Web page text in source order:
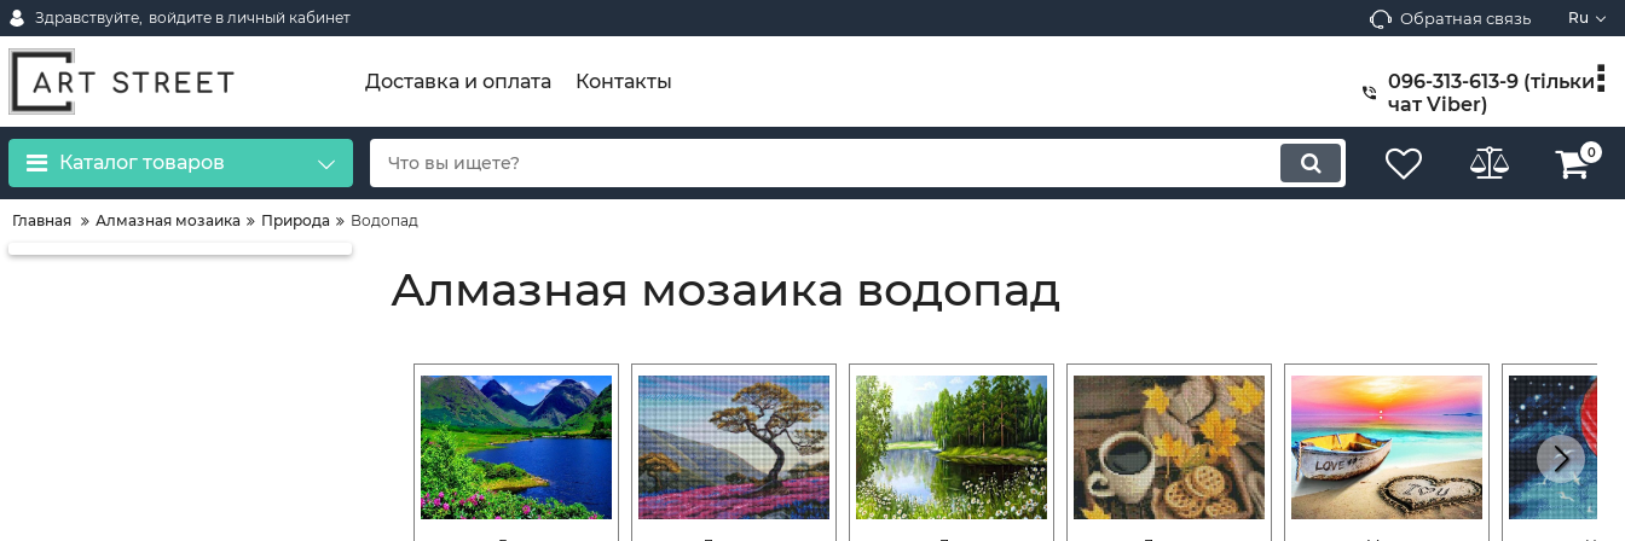
Здравствуйте, войдите в личный кабинет Обратная связь Ru
Доставка и оплата Контакты
096-313-613-9 (тільки
чат Viber)
Каталог товаров 0
Главная Алмазная мозаика Природа Водопад
Алмазная мозаика водопад